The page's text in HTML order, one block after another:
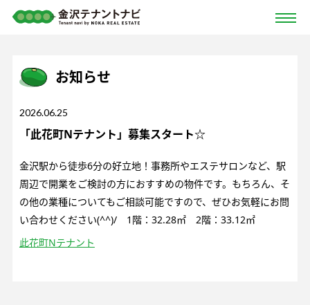
お知らせ
2026.06.25
「此花町Nテナント」募集スタート☆
金沢駅から徒歩6分の好立地！事務所やエステサロンなど、駅
周辺で開業をご検討の方におすすめの物件です。もちろん、そ
の他の業種についてもご相談可能ですので、ぜひお気軽にお問
い合わせください(^^)/ 1階：32.28㎡ 2階：33.12㎡
此花町Nテナント